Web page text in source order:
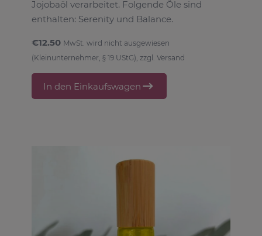
Jojobaöl verarbeitet. Folgende Öle sind
enthalten: Serenity und Balance.
€12.50 MwSt. wird nicht ausgewiesen
(Kleinunternehmer, § 19 UStG), zzgl. Versand
In den Einkaufswagen